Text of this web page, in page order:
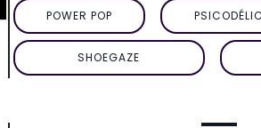
POWER POP
SHOEGAZE